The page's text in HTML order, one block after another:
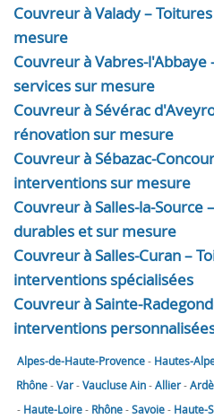
Couvreur à Valady –
mesure
Couvreur à Vabres-l'Abbaye
services sur mesure
Couvreur à Sévérac
rénovation sur mesure
Couvreur à Sébazac-
interventions sur mesure
Couvreur à Salles-la-Source
durables et sur mesure
Couvreur à Salles-Curan –
interventions spécialisées
Couvreur à Sainte-
interventions
Alpes-de-Haute-Provence- Hautes-
Rhône-Var-VaucluseAin-Allier-
- Haute-Loire- Rhône-Savoie- Haute-